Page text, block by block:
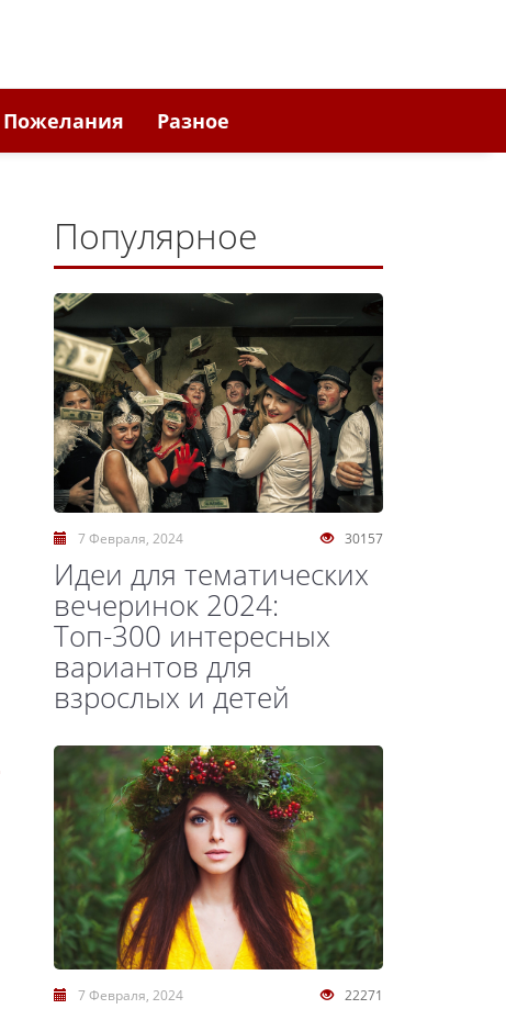
Пожелания Разное
Популярное
30157
7 Февраля, 2024
Идеи для тематических
вечеринок 2024:
Топ-300 интересных
вариантов для
взрослых и детей
22271
7 Февраля, 2024